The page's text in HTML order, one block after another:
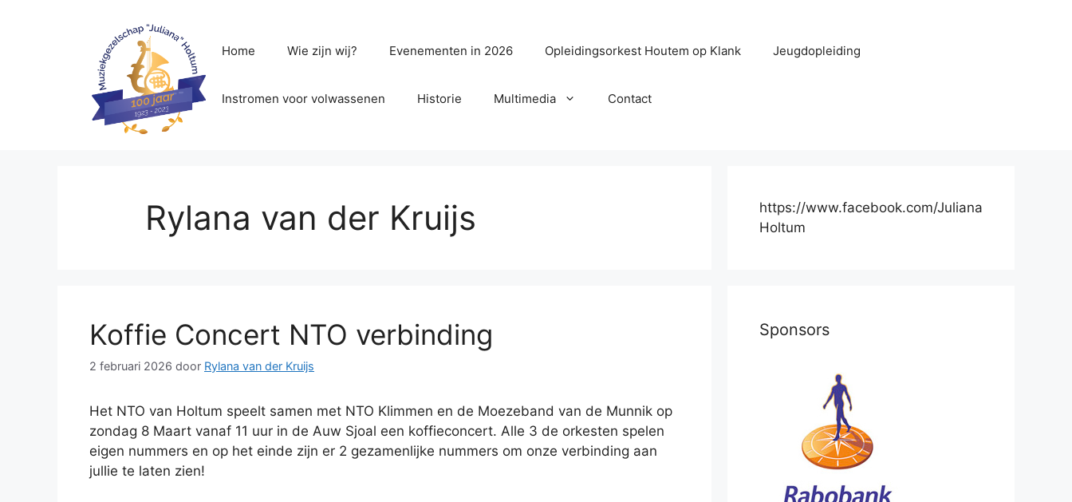
Home Wie zijn wij? Evenementen in 2026 Opleidingsorkest Houtem op Klank Jeugdopleiding
Instromen voor volwassenen Historie Multimedia Contact
Rylana van der Kruijs
Koffie Concert NTO verbinding
2 februari 2026 door Rylana van der Kruijs
Het NTO van Holtum speelt samen met NTO Klimmen en de Moezeband van de Munnik op
zondag 8 Maart vanaf 11 uur in de Auw Sjoal een koffieconcert. Alle 3 de orkesten spelen
eigen nummers en op het einde zijn er 2 gezamenlijke nummers om onze verbinding aan
jullie te laten zien!
https://www.facebook.com/Juliana
Holtum
Sponsors